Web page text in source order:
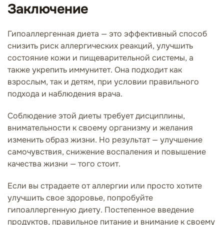
Заключение
Гипоаллергенная диета — это эффективный способ
снизить риск аллергических реакций, улучшить
состояние кожи и пищеварительной системы, а
также укрепить иммунитет. Она подходит как
взрослым, так и детям, при условии правильного
подхода и наблюдения врача.
Соблюдение этой диеты требует дисциплины,
внимательности к своему организму и желания
изменить образ жизни. Но результат — улучшение
самочувствия, снижение воспаления и повышение
качества жизни — того стоит.
Если вы страдаете от аллергии или просто хотите
улучшить свое здоровье, попробуйте
гипоаллергенную диету. Постепенное введение
продуктов, правильное питание и внимание к своему